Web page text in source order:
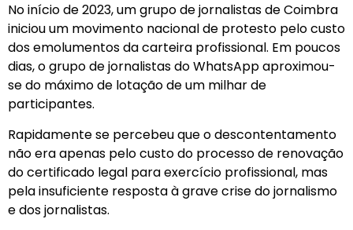
No início de 2023, um grupo de jornalistas de Coimbra
iniciou um movimento nacional de protesto pelo custo
dos emolumentos da carteira profissional. Em poucos
dias, o grupo de jornalistas do WhatsApp aproximou-
se do máximo de lotação de um milhar de
participantes.
Rapidamente se percebeu que o descontentamento
não era apenas pelo custo do processo de renovação
do certificado legal para exercício profissional, mas
pela insuficiente resposta à grave crise do jornalismo
e dos jornalistas.